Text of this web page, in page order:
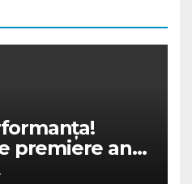
premiere an